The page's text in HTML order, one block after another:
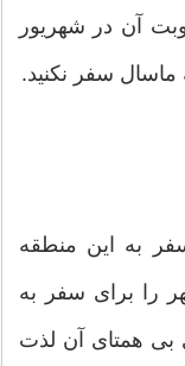
آن در شهریور
سفر نکنید.
سفر به این منطقه
را برای سفر به
بی همتای آن لذت